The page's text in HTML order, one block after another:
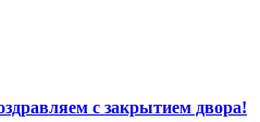
с закрытием двора!